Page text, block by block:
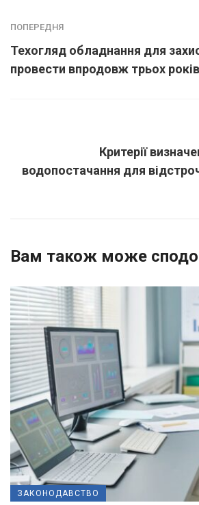
ПОПЕРЕДНЯ
Техогляд обладнання для
провести впродовж трьох років
Критерії
водопостачання для
Вам також може
ЗАКОНОДАВСТВО